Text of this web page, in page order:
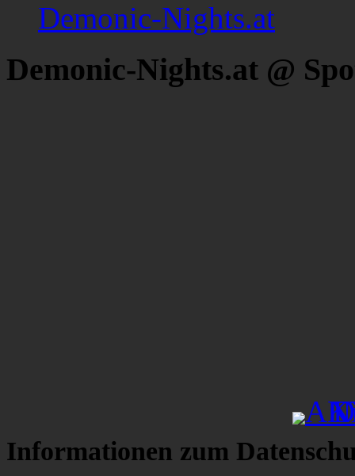
Demonic-Nights.at
Demonic-Nights.at @
Informationen zum